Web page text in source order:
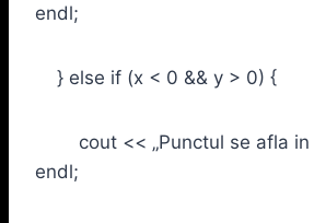
endl;
} else if (x < 0 && y > 0) {
cout << „Punctul se afla in
endl;